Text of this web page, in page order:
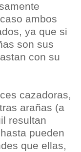
ambos
ya que si
son sus
con su
cazadoras,
arañas (a
resultan
pueden
que ellas,